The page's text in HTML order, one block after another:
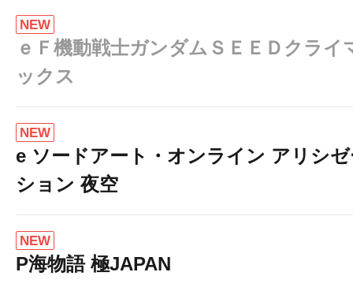
NEW
ｅＦ機動戦士ガンダムＳＥＥＤクライ
ックス
NEW
e ソードアート・オンライン アリシ
ション 夜空
NEW
P海物語 極JAPAN